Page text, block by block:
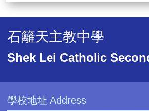
石籬天主教中學
Shek Lei Catholic
學校地址 Address